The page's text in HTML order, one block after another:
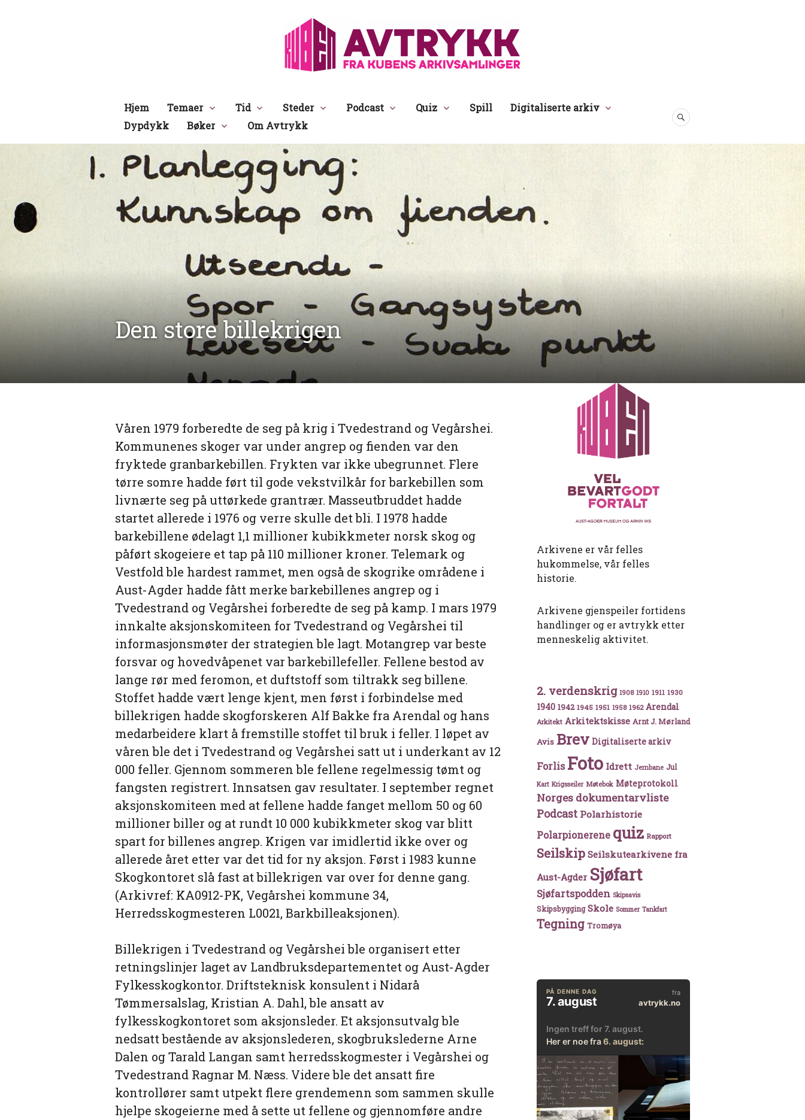
Avtrykk
Hjem Temaer Tid Steder Podcast Quiz Spill
Digitaliserte arkiv
Dypdykk
Bøker Om Avtrykk
SØK
Den store billekrigen
Våren 1979 forberedte de seg på krig i Tvedestrand og Vegårshei.
Kommunenes skoger var under angrep og fienden var den
fryktede granbarkebillen. Frykten var ikke ubegrunnet. Flere
tørre somre hadde ført til gode vekstvilkår for barkebillen som
livnærte seg på uttørkede grantrær. Masseutbruddet hadde
startet allerede i 1976 og verre skulle det bli. I 1978 hadde
barkebillene ødelagt 1,1 millioner kubikkmeter norsk skog og
påført skogeiere et tap på 110 millioner kroner. Telemark og
Vestfold ble hardest rammet, men også de skogrike områdene i
Aust-Agder hadde fått merke barkebillenes angrep og i
Tvedestrand og Vegårshei forberedte de seg på kamp. I mars 1979
innkalte aksjonskomiteen for Tvedestrand og Vegårshei til
informasjonsmøter der strategien ble lagt. Motangrep var beste
forsvar og hovedvåpenet var barkebillefeller. Fellene bestod av
lange rør med feromon, et duftstoff som tiltrakk seg billene.
Stoffet hadde vært lenge kjent, men først i forbindelse med
billekrigen hadde skogforskeren Alf Bakke fra Arendal og hans
medarbeidere klart å fremstille stoffet til bruk i feller. I løpet av
våren ble det i Tvedestrand og Vegårshei satt ut i underkant av 12
000 feller. Gjennom sommeren ble fellene regelmessig tømt og
fangsten registrert. Innsatsen gav resultater. I september regnet
aksjonskomiteen med at fellene hadde fanget mellom 50 og 60
millioner biller og at rundt 10 000 kubikkmeter skog var blitt
spart for billenes angrep. Krigen var imidlertid ikke over og
allerede året etter var det tid for ny aksjon. Først i 1983 kunne
Skogkontoret slå fast at billekrigen var over for denne gang.
(Arkivref: KA0912-PK, Vegårshei kommune 34,
Herredsskogmesteren L0021, Barkbilleaksjonen).
Billekrigen i Tvedestrand og Vegårshei ble organisert etter
retningslinjer laget av Landbruksdepartementet og Aust-Agder
Fylkesskogkontor. Driftsteknisk konsulent i Nidarå
Tømmersalslag, Kristian A. Dahl, ble ansatt av
fylkesskogkontoret som aksjonsleder. Et aksjonsutvalg ble
nedsatt bestående av aksjonslederen, skogbrukslederne Arne
Dalen og Tarald Langan samt herredsskogmester i Vegårshei og
Tvedestrand Ragnar M. Næss. Videre ble det ansatt fire
kontrollører samt utpekt flere grendemenn som sammen skulle
hjelpe skogeierne med å sette ut fellene og gjennomføre andre
Arkivene er vår felles
hukommelse, vår felles
historie.
Arkivene gjenspeiler fortidens
handlinger og er avtrykk etter
menneskelig aktivitet.
2. verdenskrig 1908 1910 1911 1930
1940 1942 1945 1951 1958 1962 Arendal
Arkitekt Arkitektskisse Arnt J. Mørland
Avis Brev Digitaliserte arkiv
Forlis Foto Idrett Jernbane Jul
Kart Krigsseiler Møtebok Møteprotokoll
Norges dokumentarvliste
Podcast Polarhistorie
Polarpionerene quiz Rapport
Seilskip Seilskutearkivene fra
Aust-Agder Sjøfart
Sjøfartspodden Skipsavis
Skipsbygging Skole Sommer Tankfart
Tegning Tromøya